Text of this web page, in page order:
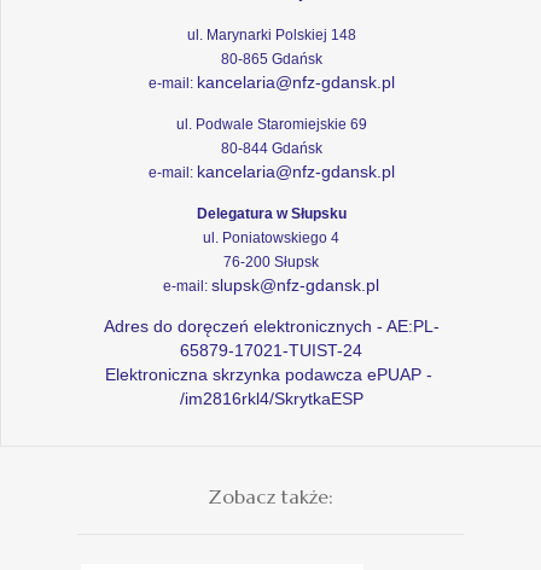
ul. Marynarki Polskiej 148
80-865 Gdańsk
e-mail: kancelaria@nfz-gdansk.pl
ul. Podwale Staromiejskie 69
80-844 Gdańsk
e-mail: kancelaria@nfz-gdansk.pl
Delegatura w Słupsku
ul. Poniatowskiego 4
76-200 Słupsk
e-mail: slupsk@nfz-gdansk.pl
Adres do doręczeń elektronicznych - AE:PL-
65879-17021-TUIST-24
Elektroniczna skrzynka podawcza ePUAP -
/im2816rkl4/SkrytkaESP
Zobacz także: